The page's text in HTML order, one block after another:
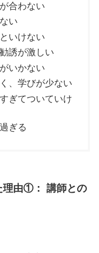
合わない
い
いけない
誘が激しい
いかない
、学びが少ない
ぎてついていけ
ぎる
理由①： 講師との